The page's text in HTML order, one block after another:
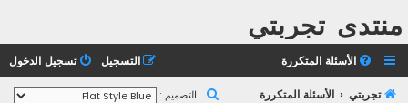
منتدى تجربتي
الأسئلة المتكررة تسجيل الدخول التسجيل
تجربتي الأسئلة المتكررة التصميم :